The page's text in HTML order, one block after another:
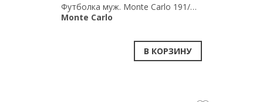
Футболка муж. Monte Carlo 191/86090
Monte Carlo
В КОРЗИНУ